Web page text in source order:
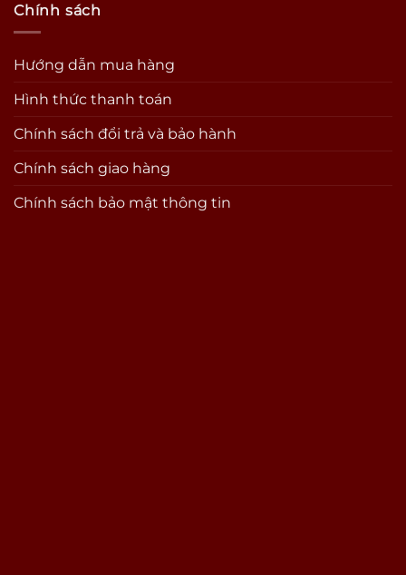
Chính sách
Hướng dẫn mua hàng
Hình thức thanh toán
Chính sách đổi trả và bảo hành
Chính sách giao hàng
Chính sách bảo mật thông tin